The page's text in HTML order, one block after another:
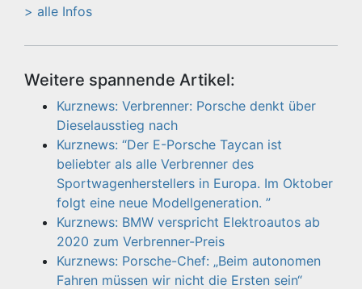
> alle Infos
Weitere spannende Artikel:
Kurznews: Verbrenner: Porsche denkt über
Dieselausstieg nach
Kurznews: “Der E-Porsche Taycan ist
beliebter als alle Verbrenner des
Sportwagenherstellers in Europa. Im Oktober
folgt eine neue Modellgeneration. ”
Kurznews: BMW verspricht Elektroautos ab
2020 zum Verbrenner-Preis
Kurznews: Porsche-Chef: „Beim autonomen
Fahren müssen wir nicht die Ersten sein“